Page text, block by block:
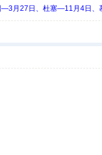
月27日、杜塞—11月4日